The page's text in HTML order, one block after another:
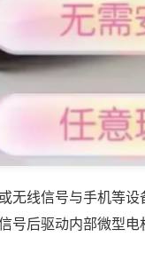
无线信号与手机等
号后驱动内部微型